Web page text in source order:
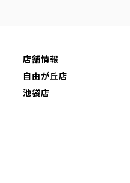
店舗情報
自由が丘店
池袋店